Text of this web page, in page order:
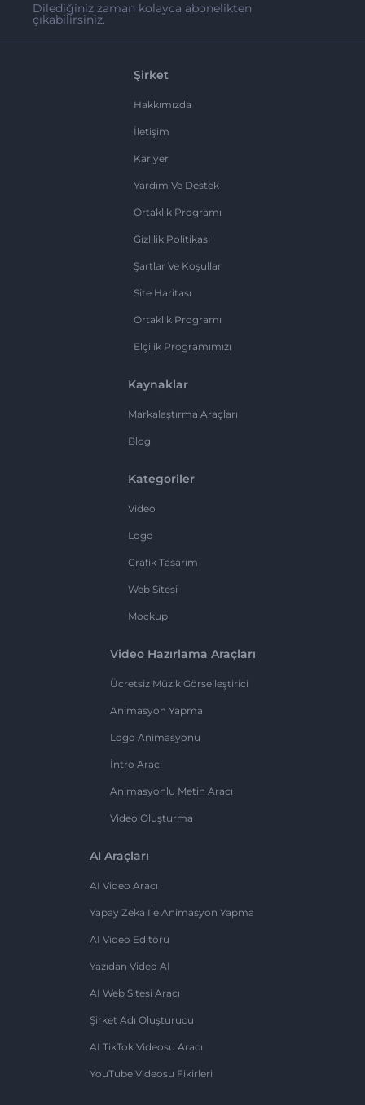
Dilediğiniz zaman kolayca abonelikten
çıkabilirsiniz.
Şirket
Hakkımızda
İletişim
Kariyer
Yardım Ve Destek
Ortaklık Programı
Gizlilik Politikası
Şartlar Ve Koşullar
Site Haritası
Ortaklık Programı
Elçilik Programımızı
Kaynaklar
Markalaştırma Araçları
Blog
Kategoriler
Video
Logo
Grafik Tasarım
Web Sitesi
Mockup
Video Hazırlama Araçları
Ücretsiz Müzik Görselleştirici
Animasyon Yapma
Logo Animasyonu
İntro Aracı
Animasyonlu Metin Aracı
Video Oluşturma
AI Araçları
AI Video Aracı
Yapay Zeka Ile Animasyon Yapma
AI Video Editörü
Yazıdan Video AI
AI Web Sitesi Aracı
Şirket Adı Oluşturucu
AI TikTok Videosu Aracı
YouTube Videosu Fikirleri